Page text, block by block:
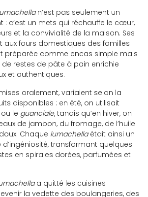
n’est pas seulement un
: c’est un mets qui réchauffe le cœur,
et la convivialité de la maison. Ses
aux fours domestiques des familles
préparée comme encas simple mais
de restes de pâte à pain enrichie
et authentiques.
oralement, variaient selon la
disponibles : en été, on utilisait
le guanciale, tandis qu’en hiver, on
de jambon, du fromage, de l’huile
Chaque lumachellaétait ainsi un
transformant quelques
en spirales dorées, parfumées et
a quitté les cuisines
la vedette des boulangeries, des